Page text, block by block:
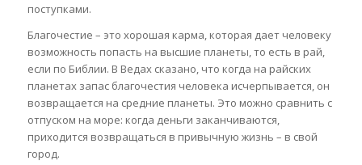
поступками.
Благочестие – это хорошая карма, которая дает человеку
возможность попасть на высшие планеты, то есть в рай,
если по Библии. В Ведах сказано, что когда на райских
планетах запас благочестия человека исчерпывается, он
возвращается на средние планеты. Это можно сравнить с
отпуском на море: когда деньги заканчиваются,
приходится возвращаться в привычную жизнь – в свой
город.